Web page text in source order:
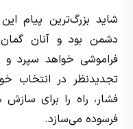
شاید بزرگ‌ترین پیام
دشمن بود و آنان گمان
فراموشی خواهد سپرد
تجدیدنظر در انتخاب
فشار، راه را برای سازش
فرسوده می‌سازد.